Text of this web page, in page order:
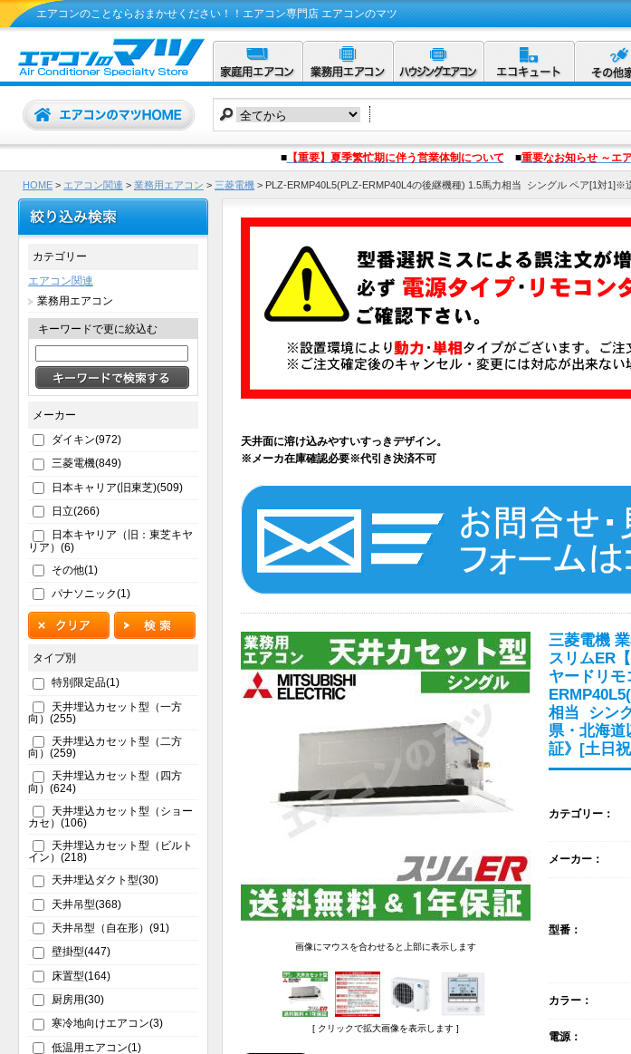
エアコンのことならおまかせください！！エアコン専門店 エアコンのマツ
■【重要】夏季繁忙期に伴う営業体制について ■重要なお知らせ ～エ
HOME > エアコン関連 > 業務用エアコン > 三菱電機 > PLZ-ERMP40L5(PLZ-ERMP40L4の後継機種) 1.5馬力相当 シングル ペア[1対
天井面に溶け込みやすいすっきデザイン。
※メーカ在庫確認必要※代引き決済不可
三菱電機
スリムER
ヤードリモ
相当 シン
県・北海道
証》[土日
カテゴリー：
メーカー：
型番：
カラー：
電源：
画像にマウスを合わせると上部に表示します
[ クリックで拡大画像を表示します ]
カテゴリー
エアコン関連
業務用エアコン
キーワードで更に絞込む
メーカー
ダイキン(972)
三菱電機(849)
日本キャリア(旧東芝)(509)
日立(266)
日本キヤリア（旧：東芝キヤ
リア）(6)
その他(1)
パナソニック(1)
タイプ別
特別限定品(1)
天井埋込カセット型（一方
向）(255)
天井埋込カセット型（二方
向）(259)
天井埋込カセット型（四方
向）(624)
天井埋込カセット型（ショー
カセ）(106)
天井埋込カセット型（ビルト
イン）(218)
天井埋込ダクト型(30)
天井吊型(368)
天井吊型（自在形）(91)
壁掛型(447)
床置型(164)
厨房用(30)
寒冷地向けエアコン(3)
低温用エアコン(1)